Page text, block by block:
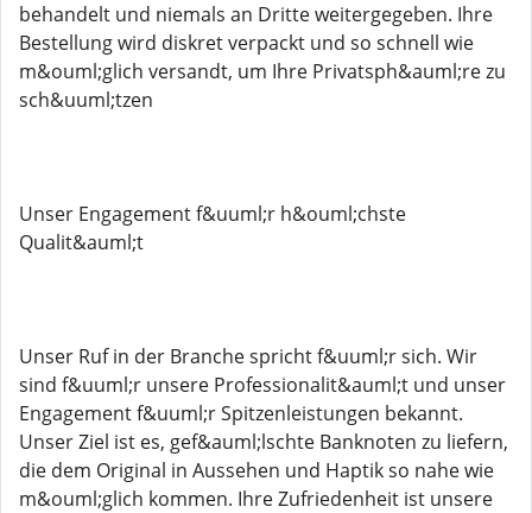
behandelt und niemals an Dritte weitergegeben. Ihre
Bestellung wird diskret verpackt und so schnell wie
m&ouml;glich versandt, um Ihre Privatsph&auml;re zu
sch&uuml;tzen
Unser Engagement f&uuml;r h&ouml;chste
Qualit&auml;t
Unser Ruf in der Branche spricht f&uuml;r sich. Wir
sind f&uuml;r unsere Professionalit&auml;t und unser
Engagement f&uuml;r Spitzenleistungen bekannt.
Unser Ziel ist es, gef&auml;lschte Banknoten zu liefern,
die dem Original in Aussehen und Haptik so nahe wie
m&ouml;glich kommen. Ihre Zufriedenheit ist unsere